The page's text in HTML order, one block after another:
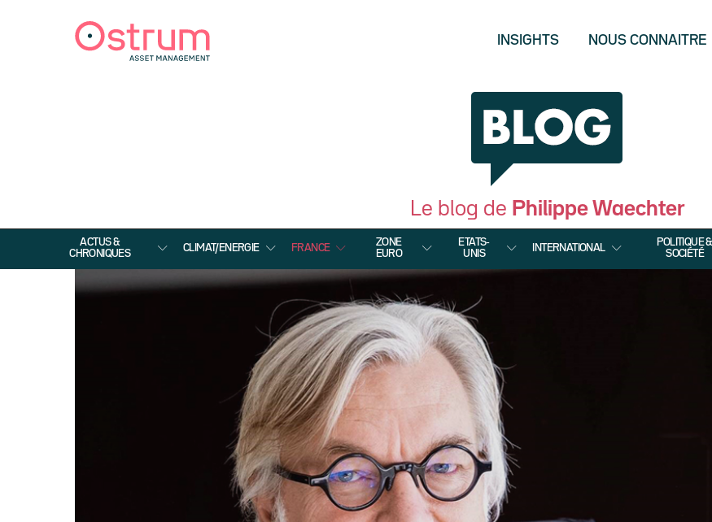
INSIGHTS NOUS CONNAITRE
Le blog de Philippe Waechter
ACTUS &
CHRONIQUES
CLIMAT/ENERGIE FRANCE
ZONE
EURO
ETATS-
UNIS
INTERNATIONAL
POLITIQUE &
SOCIÉTÉ